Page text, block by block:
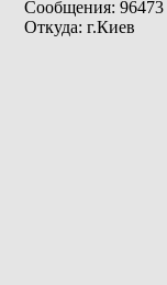
Сообщения: 96473
Откуда: г.Киев